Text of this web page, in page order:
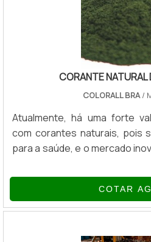
CORANTE NATURAL
COLORALL BRA/
Atualmente, há uma forte
com corantes naturais, pois
para a saúde, e o mercado
corante natural de clorofila.
clorofila é o que dá a cor
dessa substância é
COTAR